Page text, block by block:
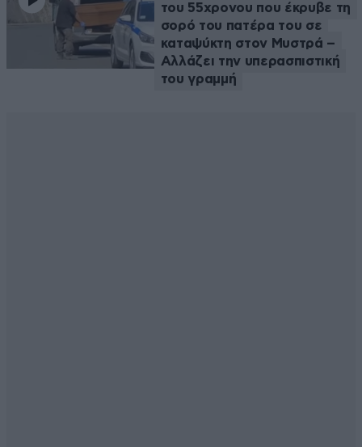
του 55χρονου που έκρυβε τη
σορό του πατέρα του σε
καταψύκτη στον Μυστρά –
Αλλάζει την υπερασπιστική
του γραμμή